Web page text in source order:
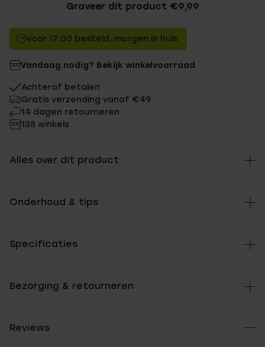
Graveer dit product €9,99
Voor 17:00 besteld, morgen in huis
Vandaag nodig? Bekijk winkelvoorraad
Achteraf betalen
Gratis verzending vanaf €49
14 dagen retourneren
138 winkels
Alles over dit product
Onderhoud & tips
Specificaties
Bezorging & retourneren
Reviews